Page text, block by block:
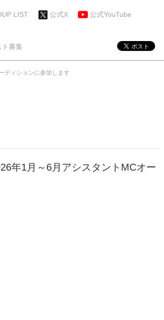
LIST 公式X 公式YouTube
ト募集
ディションに参加します
年1月～6月アシスタントMCオー